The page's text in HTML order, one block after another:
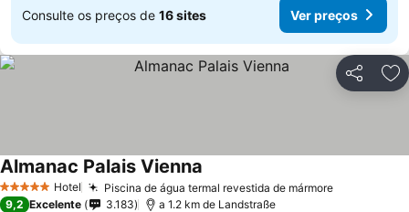
Consulte os preços de 16 sites Ver preços
Partilhar
5 Estrelas Hotel Piscina de água termal revestida de mármore
Almanac Palais Vienna
9,2 Excelente 3.183 a 1.2 km de Landstraße